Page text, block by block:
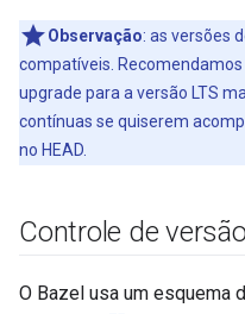
Observação: as versões
compatíveis.
upgrade para a versão LTS
contínuas se quiserem
no HEAD.
Controle de
O Bazel usa um esquema